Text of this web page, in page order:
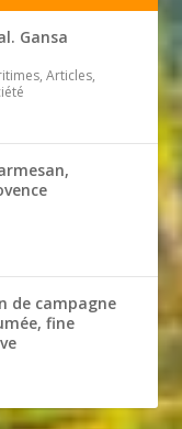
Gansa
Articles,
de campagne
fine